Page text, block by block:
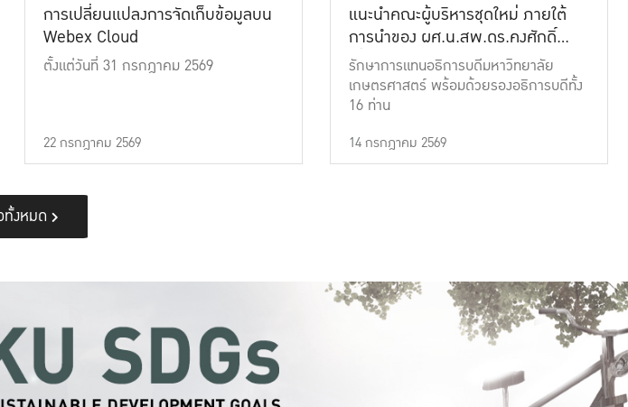
การเปลี่ยนแปลงการจัดเก็บข้อมูลบน
Webex Cloud
ตั้งแต่วันที่ 31 กรกฎาคม 2569
22 กรกฎาคม 2569
แนะนำคณะผู้บริหารชุดใหม่ ภายใต้
การนำของ ผศ.น.สพ.ดร.คงศักดิ์
เที่ยงธรรม
รักษาการแทนอธิการบดีมหาวิทยาลัย
เกษตรศาสตร์ พร้อมด้วยรองอธิการบดีทั้ง
16 ท่าน
14 กรกฎาคม 2569
ทั้งหมด